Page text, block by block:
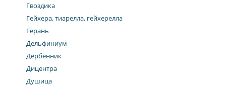
Гвоздика
Гейхера, тиарелла, гейхерелла
Герань
Дельфиниум
Дербенник
Дицентра
Душица